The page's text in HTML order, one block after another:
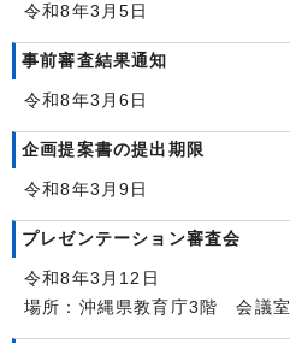
令和8年3月5日
事前審査結果通知
令和8年3月6日
企画提案書の提出期限
令和8年3月9日
プレゼンテーション審査会
令和8年3月12日
場所：沖縄県教育庁3階 会議室